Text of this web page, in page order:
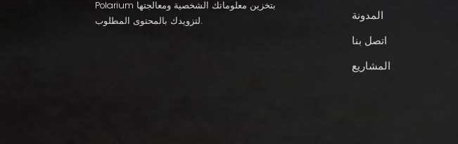
Polarium بتخزين معلوماتك الشخصية ومعالجتها
لتزويدك بالمحتوى المطلوب.
المدونة
اتصل بنا
المشاريع